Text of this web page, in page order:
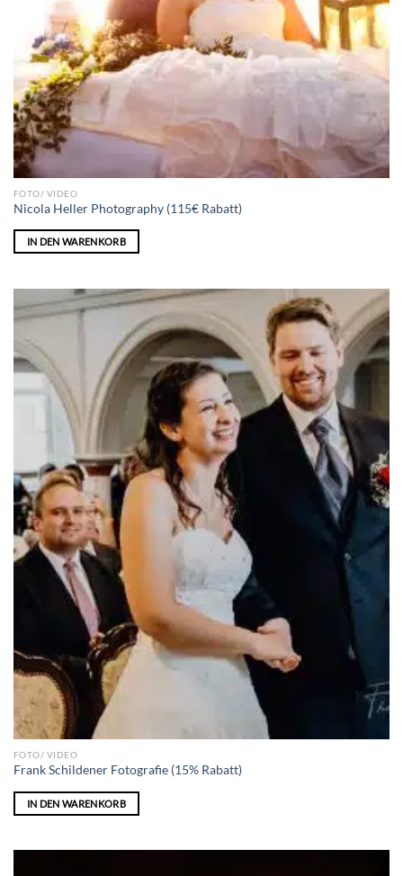
FOTO/ VIDEO
Nicola Heller Photography (115€ Rabatt)
IN DEN WARENKORB
FOTO/ VIDEO
Frank Schildener Fotografie (15% Rabatt)
IN DEN WARENKORB